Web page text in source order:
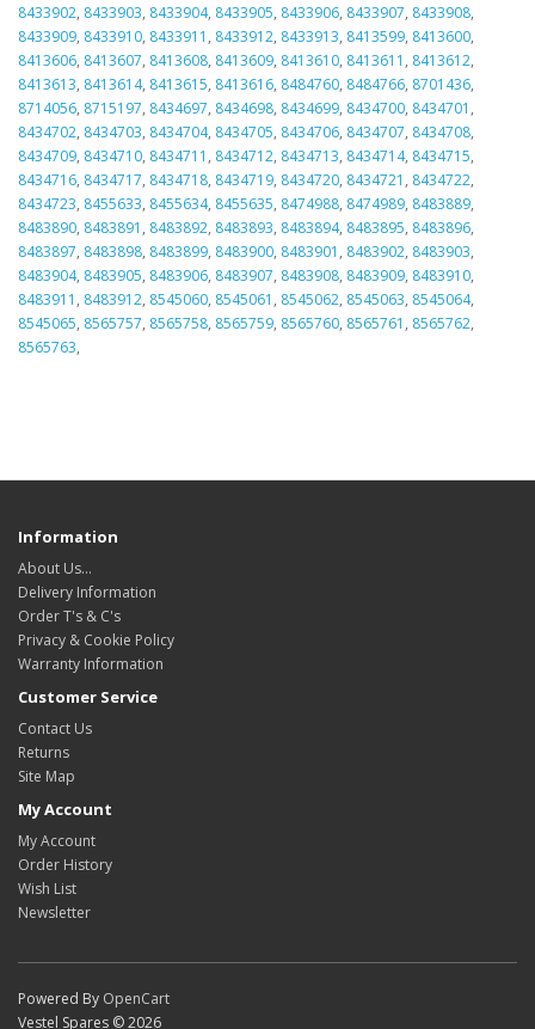
8433902, 8433903, 8433904, 8433905, 8433906, 8433907, 8433908,
8433909, 8433910, 8433911 , 8433912, 8433913, 8413599, 8413600,
8413606, 8413607, 8413608, 8413609, 8413610, 8413611 , 8413612,
8413613, 8413614, 8413615, 8413616, 8484760, 8484766, 8701436,
8714056, 8715197, 8434697, 8434698, 8434699, 8434700, 8434701 ,
8434702, 8434703, 8434704, 8434705, 8434706, 8434707, 8434708,
8434709, 8434710, 8434711 , 8434712, 8434713, 8434714, 8434715,
8434716, 8434717, 8434718, 8434719, 8434720, 8434721 , 8434722,
8434723, 8455633, 8455634, 8455635, 8474988, 8474989, 8483889,
8483890, 8483891 , 8483892, 8483893, 8483894, 8483895, 8483896,
8483897, 8483898, 8483899, 8483900, 8483901 , 8483902, 8483903,
8483904, 8483905, 8483906, 8483907, 8483908, 8483909, 8483910,
8483911 , 8483912, 8545060, 8545061 , 8545062, 8545063, 8545064,
8545065, 8565757, 8565758, 8565759, 8565760, 8565761 , 8565762,
8565763,
Information
About Us…
Delivery Information
Order T's & C's
Privacy & Cookie Policy
Warranty Information
Customer Service
Contact Us
Returns
Site Map
My Account
My Account
Order History
Wish List
Newsletter
Powered By OpenCart
Vestel Spares © 2026